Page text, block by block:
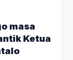
masa
Ketua